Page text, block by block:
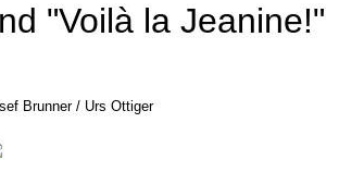
"Voilà la Jeanine!"
Brunner / Urs Ottiger